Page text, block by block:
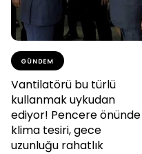
GÜNDEM
Vantilatörü bu türlü
kullanmak uykudan
ediyor! Pencere önünde
klima tesiri, gece
uzunluğu rahatlık